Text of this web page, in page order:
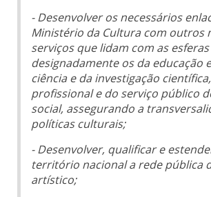
- Desenvolver os necessários
Ministério da Cultura com outros
serviços que lidam com as
designadamente os da educação
ciência e da investigação
profissional e do serviço público
social, assegurando a
políticas culturais;
- Desenvolver, qualificar e
território nacional a rede pública
artístico;